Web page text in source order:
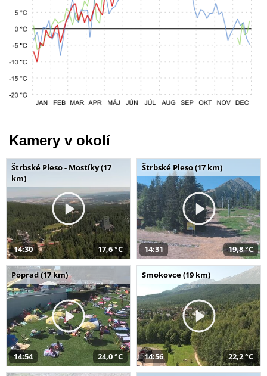
Kamery v okolí
Štrbské Pleso - Mostíky (17
km)
14:30 17,6 °C
Štrbské Pleso (17 km)
14:31 19,8 °C
Poprad (17 km)
14:54 24,0 °C
Smokovce (19 km)
14:56 22,2 °C